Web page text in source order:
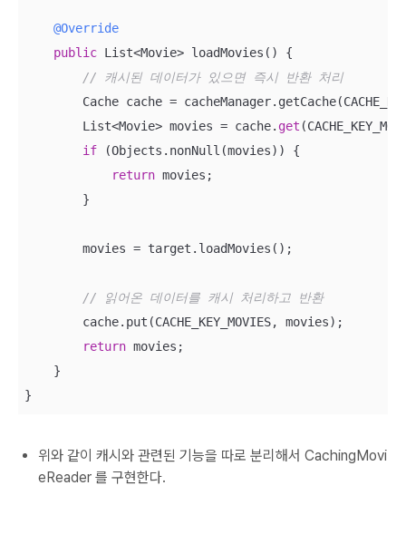
@Override
public List<Movie> loadMovies() {
// 캐시된 데이터가 있으면 즉시 반환 처리
Cache cache =
        List<Movie> movies = cache.
get
if (Objects.nonNull(movies)) {
return movies;
        }
        movies = target.loadMovies();
// 읽어온 데이터를 캐시 처리하고 반환
        cache.put(CACHE_KEY_MOVIES, movies);
return movies;
    }
}
위와 같이 캐시와 관련된 기능을 따로 분리해서 CachingMovi
eReader 를 구현한다.